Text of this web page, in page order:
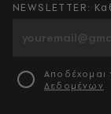
NEWSLETTER:
Αποδέχομαι
Δεδομένων